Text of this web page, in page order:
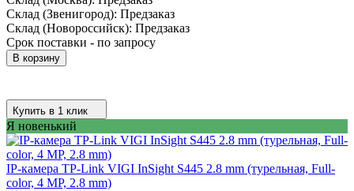
Склад (Звенигород): Предзаказ
Склад (Новороссийск): Предзаказ
Срок поставки - по запросу
В корзину
Купить в 1 клик
Я новенький
IP-камера TP-Link VIGI InSight S445 2.8 mm (турельная, Full-
color, 4 MP, 2.8 mm)